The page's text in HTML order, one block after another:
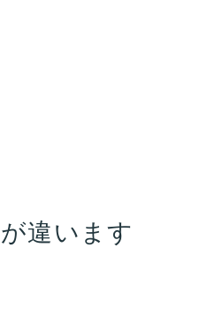
違います